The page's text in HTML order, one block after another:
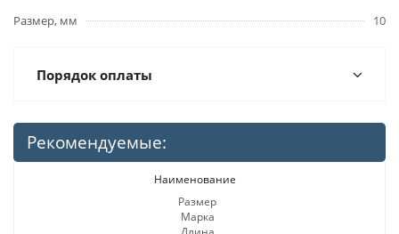
Размер, мм 10
Порядок оплаты
Рекомендуемые:
Наименование
Размер
Марка